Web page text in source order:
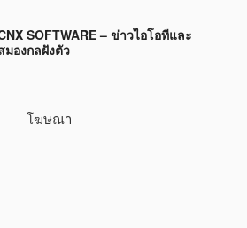
SOFTWARE – ข่าวไอโอทีและ
มองกลฝังตัว
โฆษณา